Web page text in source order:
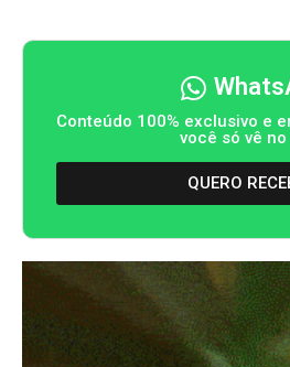
Conteúdo 100% exclusivo e
você só vê no
QUERO